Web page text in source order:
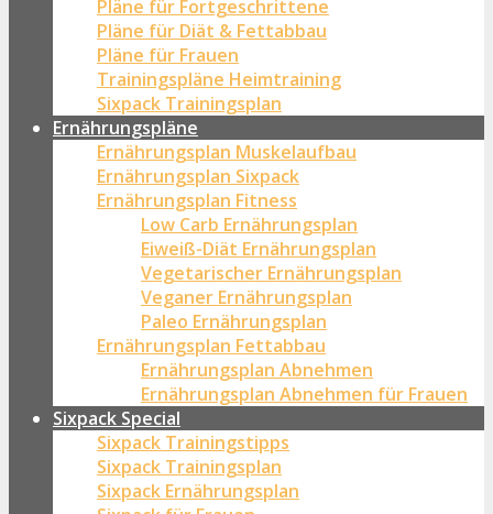
Pläne für Fortgeschrittene
Pläne für Diät & Fettabbau
Pläne für Frauen
Trainingspläne Heimtraining
Sixpack Trainingsplan
Ernährungspläne
Ernährungsplan Muskelaufbau
Ernährungsplan Sixpack
Ernährungsplan Fitness
Low Carb Ernährungsplan
Eiweiß-Diät Ernährungsplan
Vegetarischer Ernährungsplan
Veganer Ernährungsplan
Paleo Ernährungsplan
Ernährungsplan Fettabbau
Ernährungsplan Abnehmen
Ernährungsplan Abnehmen für Frauen
Sixpack Special
Sixpack Trainingstipps
Sixpack Trainingsplan
Sixpack Ernährungsplan